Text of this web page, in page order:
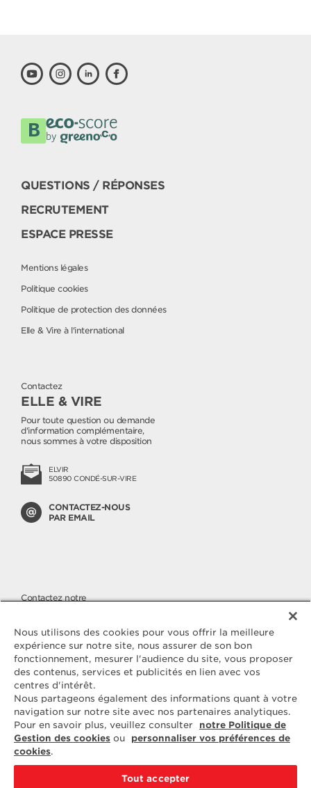
QUESTIONS / RÉPONSES
RECRUTEMENT
ESPACE PRESSE
Mentions légales
Politique cookies
Politique de protection des données
Elle & Vire à l'international
Contactez
ELLE & VIRE
Pour toute question ou demande
d'information complémentaire,
nous sommes à votre disposition
ELVIR
50890 CONDÉ-SUR-VIRE
CONTACTEZ-NOUS
PAR EMAIL
Contactez notre
Nous apportons une attention
toute particulière à la qualité de
nos produits, malgré cela si vous
avez des questions ou une
réclamation à nous faire parvenir,
vous pouvez nous joindre sur
notre numéro cristal.
N° CRISTAL 09 69 39 54 09
du lundi au vendredi de 09H à 12H et de 14H à 18H
communication non surtaxée (prix d'un appel local)
Nous utilisons des cookies pour vous offrir la meilleure
expérience sur notre site, nous assurer de son bon
fonctionnement, mesurer l'audience du site, vous proposer
des contenus, services et publicités en lien avec vos
centres d'intérêt.
Nous partageons également des informations quant à votre
navigation sur notre site avec nos partenaires analytiques.
Pour en savoir plus, veuillez consulter
notre Politique de
Gestion des cookies ou
personnaliser vos préférences de
cookies.
Tout accepter